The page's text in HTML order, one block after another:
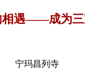
相遇——成为三
宁玛昌列寺